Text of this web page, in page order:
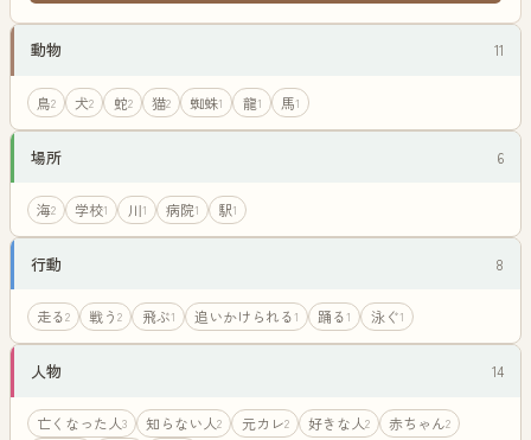
動物 11
鳥2 犬2 蛇2 猫2 蜘蛛1 龍1 馬1
場所 6
海2 学校1 川1 病院1 駅1
行動 8
走る2 戦う2 飛ぶ1 追いかけられる1 踊る1 泳ぐ1
人物 14
亡くなった人3 知らない人2 元カレ2 好きな人2 赤ちゃん2